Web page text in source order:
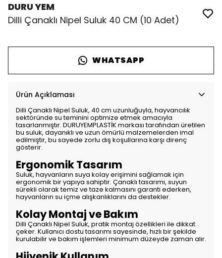
DURU YEM
Dilli Çanaklı Nipel Suluk 40 CM (10 Adet)
WHATSAPP
Ürün Açıklaması
Dilli Çanaklı Nipel Suluk, 40 cm uzunluğuyla, hayvancılık
sektöründe su teminini optimize etmek amacıyla
tasarlanmıştır. DURUYEMPLASTİK markası tarafından üretilen
bu suluk, dayanıklı ve uzun ömürlü malzemelerden imal
edilmiştir, bu sayede zorlu dış koşullarına karşı direnç
gösterir.
Ergonomik Tasarım
Suluk, hayvanların suya kolay erişimini sağlamak için
ergonomik bir yapıya sahiptir. Çanaklı tasarımı, suyun
sürekli olarak temiz ve taze kalmasını garanti ederken,
hayvanların su içme alışkanlıklarını da destekler.
Kolay Montaj ve Bakım
Dilli Çanaklı Nipel Suluk, pratik montaj özellikleri ile dikkat
çeker. Kullanıcı dostu tasarımı sayesinde, hızlı bir şekilde
kurulabilir ve bakım işlemleri minimum düzeyde zaman alır.